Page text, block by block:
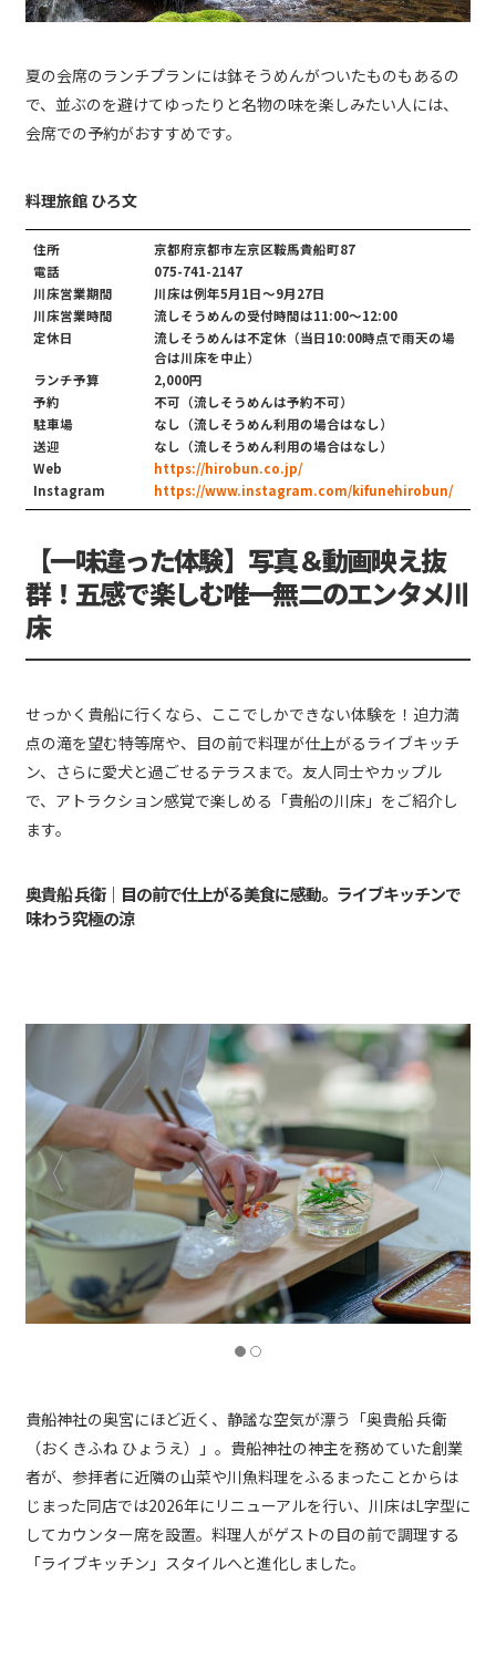
夏の会席のランチプランには鉢そうめんがついたものもあるの
で、並ぶのを避けてゆったりと名物の味を楽しみたい人には、
会席での予約がおすすめです。
料理旅館 ひろ文
住所
京都府京都市左京区鞍馬貴船町87
電話
075-741-2147
川床営業期間
川床は例年5月1日～9月27日
川床営業時間
流しそうめんの受付時間は11:00～12:00
定休日
流しそうめんは不定休（当日10:00時点で雨天の場
合は川床を中止）
ランチ予算
2,000円
予約
不可（流しそうめんは予約不可）
駐車場
なし（流しそうめん利用の場合はなし）
送迎
なし（流しそうめん利用の場合はなし）
Web
https://hirobun.co.jp/
Instagram
https://www.instagram.com/kifunehirobun/
【一味違った体験】写真＆動画映え抜
群！五感で楽しむ唯一無二のエンタメ川
床
せっかく貴船に行くなら、ここでしかできない体験を！迫力満
点の滝を望む特等席や、目の前で料理が仕上がるライブキッチ
ン、さらに愛犬と過ごせるテラスまで。友人同士やカップル
で、アトラクション感覚で楽しめる「貴船の川床」をご紹介し
ます。
奥貴船 兵衛｜目の前で仕上がる美食に感動。ライブキッチンで
味わう究極の涼
貴船神社の奥宮にほど近く、静謐な空気が漂う「奥貴船 兵衛
（おくきふね ひょうえ）」。貴船神社の神主を務めていた創業
者が、参拝者に近隣の山菜や川魚料理をふるまったことからは
じまった同店では2026年にリニューアルを行い、川床はL字型に
してカウンター席を設置。料理人がゲストの目の前で調理する
「ライブキッチン」スタイルへと進化しました。